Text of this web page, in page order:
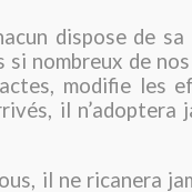
dispose de
nombreux de
modifie les
il n’adoptera
il ne ricanera